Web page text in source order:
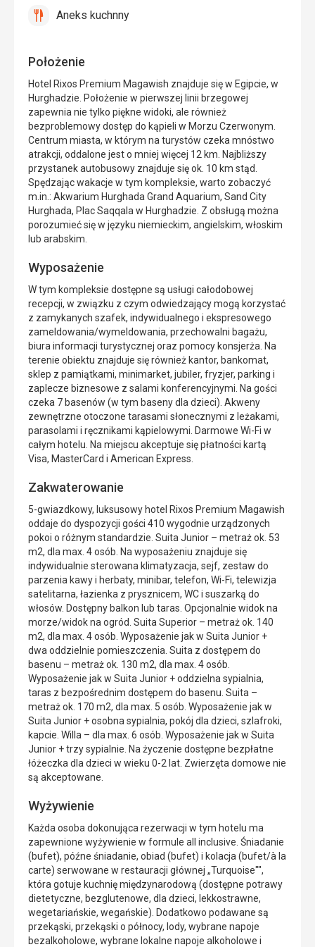
Położenie
Hotel Rixos Premium Magawish znajduje się w Egipcie, w
Hurghadzie. Położenie w pierwszej linii brzegowej
zapewnia nie tylko piękne widoki, ale również
bezproblemowy dostęp do kąpieli w Morzu Czerwonym.
Centrum miasta, w którym na turystów czeka mnóstwo
atrakcji, oddalone jest o mniej więcej 12 km. Najbliższy
przystanek autobusowy znajduje się ok. 10 km stąd.
Spędzając wakacje w tym kompleksie, warto zobaczyć
m.in.: Akwarium Hurghada Grand Aquarium, Sand City
Hurghada, Plac Saqqala w Hurghadzie. Z obsługą można
porozumieć się w języku niemieckim, angielskim, włoskim
lub arabskim.
Wyposażenie
W tym kompleksie dostępne są usługi całodobowej
recepcji, w związku z czym odwiedzający mogą korzystać
z zamykanych szafek, indywidualnego i ekspresowego
zameldowania/wymeldowania, przechowalni bagażu,
biura informacji turystycznej oraz pomocy konsjerża. Na
terenie obiektu znajduje się również kantor, bankomat,
sklep z pamiątkami, minimarket, jubiler, fryzjer, parking i
zaplecze biznesowe z salami konferencyjnymi. Na gości
czeka 7 basenów (w tym baseny dla dzieci). Akweny
zewnętrzne otoczone tarasami słonecznymi z leżakami,
parasolami i ręcznikami kąpielowymi. Darmowe Wi-Fi w
całym hotelu. Na miejscu akceptuje się płatności kartą
Visa, MasterCard i American Express.
Zakwaterowanie
5-gwiazdkowy, luksusowy hotel Rixos Premium Magawish
oddaje do dyspozycji gości 410 wygodnie urządzonych
pokoi o różnym standardzie. Suita Junior – metraż ok. 53
m2, dla max. 4 osób. Na wyposażeniu znajduje się
indywidualnie sterowana klimatyzacja, sejf, zestaw do
parzenia kawy i herbaty, minibar, telefon, Wi-Fi, telewizja
satelitarna, łazienka z prysznicem, WC i suszarką do
włosów. Dostępny balkon lub taras. Opcjonalnie widok na
morze/widok na ogród. Suita Superior – metraż ok. 140
m2, dla max. 4 osób. Wyposażenie jak w Suita Junior +
dwa oddzielnie pomieszczenia. Suita z dostępem do
basenu – metraż ok. 130 m2, dla max. 4 osób.
Wyposażenie jak w Suita Junior + oddzielna sypialnia,
taras z bezpośrednim dostępem do basenu. Suita –
metraż ok. 170 m2, dla max. 5 osób. Wyposażenie jak w
Suita Junior + osobna sypialnia, pokój dla dzieci, szlafroki,
kapcie. Willa – dla max. 6 osób. Wyposażenie jak w Suita
Junior + trzy sypialnie. Na życzenie dostępne bezpłatne
łóżeczka dla dzieci w wieku 0-2 lat. Zwierzęta domowe nie
są akceptowane.
Wyżywienie
Każda osoba dokonująca rezerwacji w tym hotelu ma
zapewnione wyżywienie w formule all inclusive. Śniadanie
(bufet), późne śniadanie, obiad (bufet) i kolacja (bufet/à la
carte) serwowane w restauracji głównej „Turquoise"",
która gotuje kuchnię międzynarodową (dostępne potrawy
dietetyczne, bezglutenowe, dla dzieci, lekkostrawne,
wegetariańskie, wegańskie). Dodatkowo podawane są
przekąski, przekąski o północy, lody, wybrane napoje
bezalkoholowe, wybrane lokalne napoje alkoholowe i
AneksAneks kuchnny
tak